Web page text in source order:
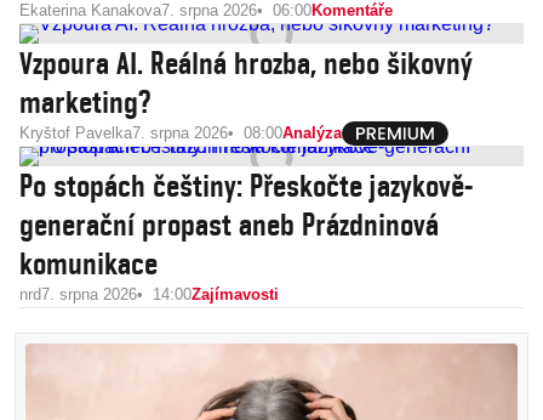
Ekaterina Kanakova7. srpna 2026 06:00Komentáře
Vzpoura AI. Reálná hrozba, nebo šikovný
marketing?
Kryštof Pavelka7. srpna 2026 08:00Analýza
Po stopách češtiny: Přeskočte jazykově-
generační propast aneb Prázdninová
komunikace
nrd7. srpna 2026 14:00Zajímavosti